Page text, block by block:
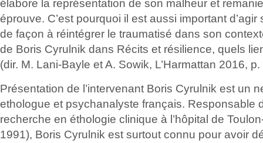
élabore la représentation de son malheur et
éprouve. C’est pourquoi il est aussi important
de façon à réintégrer le traumatisé dans son
de Boris Cyrulnik dans Récits et résilience, quels
(dir. M. Lani-Bayle et A. Sowik, L’Harmattan 2016, p.
Présentation de l’intervenant Boris Cyrulnik est un
ethologue et psychanalyste français. Responsable
recherche en éthologie clinique à l’hôpital de
1991), Boris Cyrulnik est surtout connu pour avoir